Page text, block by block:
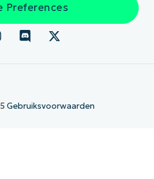
Preferences
Gebruiksvoorwaarden